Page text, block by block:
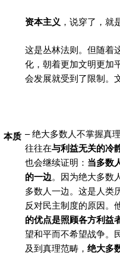
本质
资本主义 ，说穿了，就
这是丛林法则。但随着
化，朝着更加文明更加
会发展就受到了限制。
– 绝大多数人不掌握真
往往在与利益无关的冷
也会继续证明： 当多数
的一边。因为绝大多数
多数人一边。这是人类
反对民主制度的原因。
的优点是照顾各方利益
望和平而不希望战争。
及到真理范畴， 绝大多